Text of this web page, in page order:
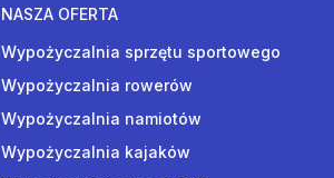
NASZA OFERTA
Wypożyczalnia sprzętu sportowego
Wypożyczalnia rowerów
Wypożyczalnia namiotów
Wypożyczalnia kajaków